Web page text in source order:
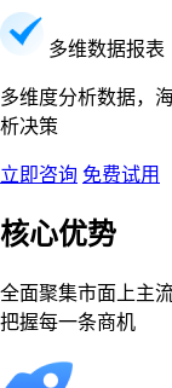
多维数据报表
多维度分析数据，
析决策
立即咨询 免费试用
核心优势
全面聚集市面上主
把握每一条商机